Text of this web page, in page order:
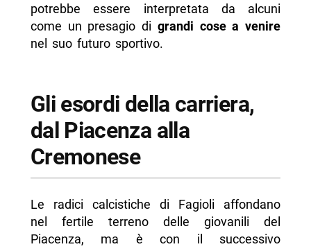
potrebbe essere interpretata da alcuni
come un presagio di grandi cose a venire
nel suo futuro sportivo.
Gli esordi della carriera,
dal Piacenza alla
Cremonese
Le radici calcistiche di Fagioli affondano
nel fertile terreno delle giovanili del
Piacenza, ma è con il successivo